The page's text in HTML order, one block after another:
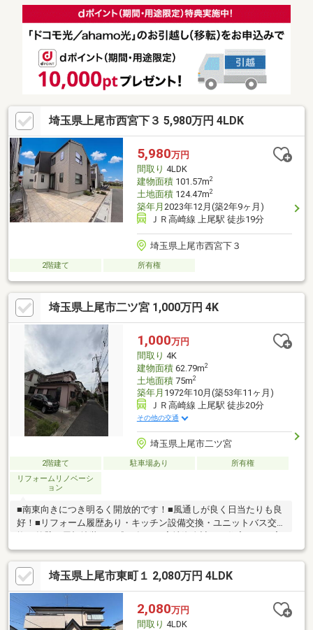
分。 買い物も便利ですね！■【0120-22-8282】へお気軽にお問
い合わせください■■【ララハウス 大宮支店】で検索♪ 最新
情報を毎日更新中です！ 弊社ホームページをご利用ください
埼玉県上尾市西宮下３ 5,980万円 4LDK
5,980万円
間取り 4LDK
建物面積101.57m2
土地面積124.47m2
築年月 2023年12月(築2年9ヶ月)
ＪＲ高崎線 上尾駅 徒歩19分
埼玉県上尾市西宮下３
2階建て 所有権
埼玉県上尾市二ツ宮 1,000万円 4K
1,000万円
間取り 4K
建物面積62.79m2
土地面積75m2
築年月 1972年10月(築53年11ヶ月)
ＪＲ高崎線 上尾駅 徒歩20分
その他の交通
埼玉県上尾市二ツ宮
2階建て 駐車場あり
所有権
リフォームリノベーシ
ョン
■南東向きにつき明るく開放的です！■風通しが良く日当たりも良
好！■リフォーム履歴あり・キッチン設備交換・ユニットバス交
査などのじっくり相談や、現地集合現地解散のサクッと見学など
ご希望に合わせたご案内が可能です！
埼玉県上尾市東町１ 2,080万円 4LDK
2,080万円
間取り 4LDK